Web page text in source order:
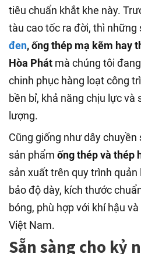
tiêu chuẩn khắt khe này.
tàu cao tốc ra đời, thì những
đen, ống thép mạ kẽm hay
Hòa Phát mà chúng tôi
chinh phục hàng loạt công
bền bỉ, khả năng chịu lực
lượng.
Cũng giống như dây
sản phẩm ống thép và thép
sản xuất trên quy trình
bảo độ dày, kích thước
bóng, phù hợp với khí hậu
Việt Nam.
Sẵn sàng cho kỷ